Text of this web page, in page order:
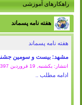
راهکارهای آموزشی
هفته نامه پسماند
هفته نامه پسماند
مشهد: بیست و سومین
انتشار: یکشنبه, 19 فروردين 1397
ادامه مطلب ..